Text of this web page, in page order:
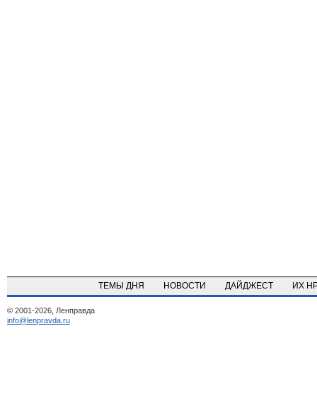
ТЕМЫ ДНЯ НОВОСТИ ДАЙДЖЕСТ ИХ
© 2001-2026, Ленправда
info@lenpravda.ru